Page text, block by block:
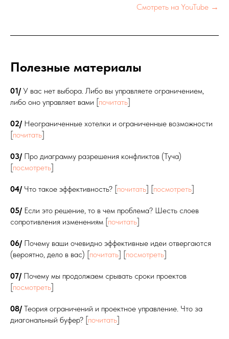
Смотреть на YouTube →
Полезные материалы
01/У вас нет выбора. Либо вы управляете ограничением,
либо оно управляет вами [почитать]
02/Неограниченные хотелки и ограниченные возможности
[почитать]
03/Про диаграмму разрешения конфликтов (Туча)
[посмотреть]
04/Что такое эффективность? [почитать] [посмотреть]
05/Если это решение, то в чем проблема? Шесть слоев
сопротивления изменениям [почитать]
06/Почему ваши очевидно эффективные идеи отвергаются
(вероятно, дело в вас) [почитать] [посмотреть]
07/Почему мы продолжаем срывать сроки проектов
[посмотреть]
08/Теория ограничений и проектное управление. Что за
диагональный буфер? [почитать]